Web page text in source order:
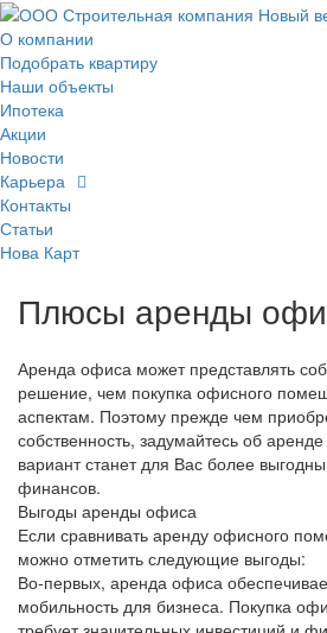
О компании
Подобрать квартиру
Наши объекты
Ипотека
Акции
Новости
Карьера
Контакты
Статьи
Нова Карт
Плюсы аренды
Аренда офиса может представлять
решение, чем покупка офисного
аспектам. Поэтому прежде чем
собственность, задумайтесь об
вариант станет для Вас более
финансов.
Выгоды аренды офиса
Если сравнивать аренду офисного
можно отметить следующие выгоды:
Во-первых, аренда офиса
мобильность для бизнеса. Покупка